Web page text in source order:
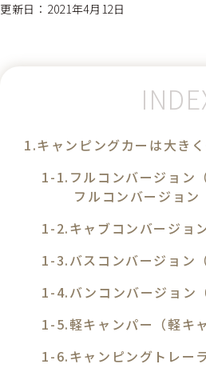
更新日：2021年4月12日
キャンピングカーは大き
フルコンバージョン
フルコンバージョン
キャブコンバージョ
バスコンバージョン
バンコンバージョン
軽キャンパー（軽キャ
キャンピングトレー